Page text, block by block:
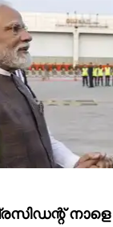
നാളെ